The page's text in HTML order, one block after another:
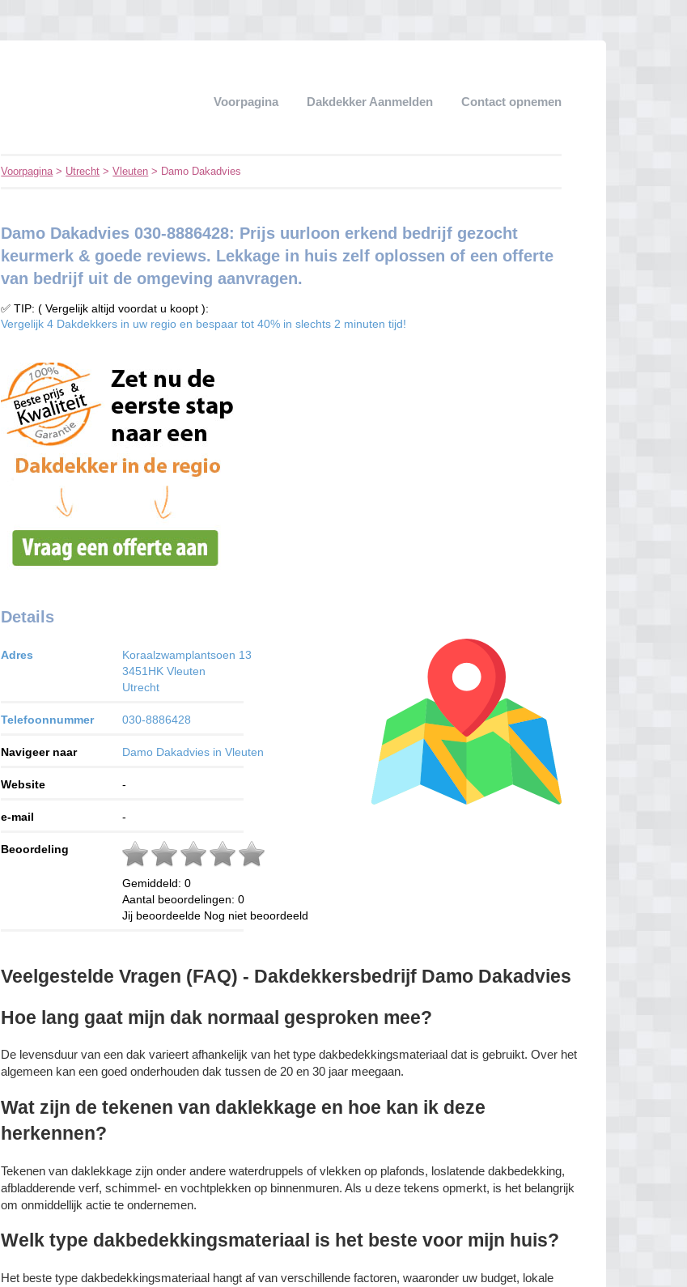
Voorpagina Dakdekker Aanmelden Contact opnemen
Voorpagina> Utrecht >Vleuten > Damo Dakadvies
Damo Dakadvies 030-8886428: Prijs uurloon erkend bedrijf gezocht
keurmerk & goede reviews. Lekkage in huis zelf oplossen of een offerte
van bedrijf uit de omgeving aanvragen.
✅ TIP: ( Vergelijk altijd voordat u koopt ):
Vergelijk 4 Dakdekkers in uw regio en bespaar tot 40% in slechts 2 minuten tijd!
Details
Adres
Koraalzwamplantsoen 13
3451HK Vleuten
Utrecht
Telefoonnummer 030-8886428
Navigeer naar Damo Dakadvies in Vleuten
Website -
e-mail -
Beoordeling
Gemiddeld:0
Aantal beoordelingen:0
Jij beoordeelde Nog niet beoordeeld
Veelgestelde Vragen (FAQ) - Dakdekkersbedrijf Damo Dakadvies
Hoe lang gaat mijn dak normaal gesproken mee?
De levensduur van een dak varieert afhankelijk van het type dakbedekkingsmateriaal dat is gebruikt. Over het
algemeen kan een goed onderhouden dak tussen de 20 en 30 jaar meegaan.
Wat zijn de tekenen van daklekkage en hoe kan ik deze
herkennen?
Tekenen van daklekkage zijn onder andere waterdruppels of vlekken op plafonds, loslatende dakbedekking,
afbladderende verf, schimmel- en vochtplekken op binnenmuren. Als u deze tekens opmerkt, is het belangrijk
om onmiddellijk actie te ondernemen.
Welk type dakbedekkingsmateriaal is het beste voor mijn huis?
Het beste type dakbedekkingsmateriaal hangt af van verschillende factoren, waaronder uw budget, lokale